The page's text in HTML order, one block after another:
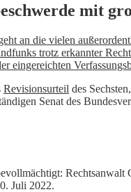
mit
an die vielen
trotz erkannter
eingereichten
Revisionsurteil des
Senat des
Juli 2022.